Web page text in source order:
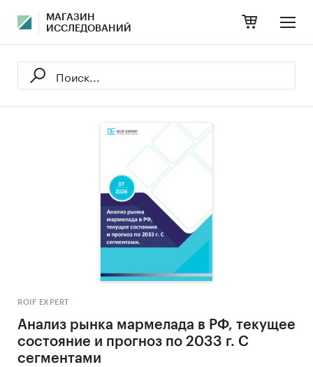
МАГАЗИН
ИССЛЕДОВАНИЙ
ROIF EXPERT
Анализ рынка мармелада в РФ, текущее
состояние и прогноз по 2033 г. С
сегментами